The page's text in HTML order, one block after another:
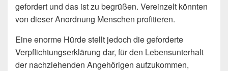
gefordert und das ist zu begrüßen. Vereinzelt könnten
von dieser Anordnung Menschen profitieren.
Eine enorme Hürde stellt jedoch die geforderte
Verpflichtungserklärung dar, für den Lebensunterhalt
der nachziehenden Angehörigen aufzukommen,